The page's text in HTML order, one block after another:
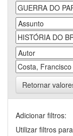
Retornar
Adicionar filtros:
Utilizar filtros